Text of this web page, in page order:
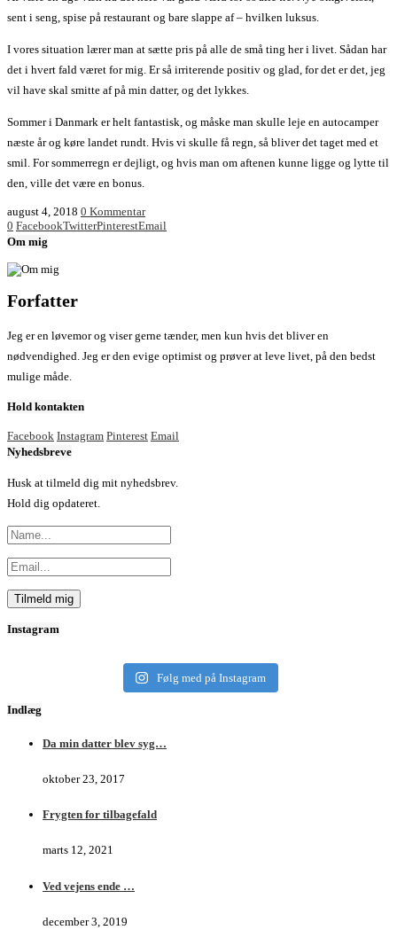
sent i seng, spise på restaurant og bare slappe af – hvilken luksus.
I vores situation lærer man at sætte pris på alle de små ting her i livet. Sådan har
det i hvert fald været for mig. Er så irriterende positiv og glad, for det er det, jeg
vil have skal smitte af på min datter, og det lykkes.
Sommer i Danmark er helt fantastisk, og måske man skulle leje en autocamper
næste år og køre landet rundt. Hvis vi skulle få regn, så bliver det taget med et
smil. For sommerregn er dejligt, og hvis man om aftenen kunne ligge og lytte til
den, ville det være en bonus.
august 4, 2018 0 Kommentar
0 FacebookTwitterPinterestEmail
Om mig
Forfatter
Jeg er en løvemor og viser gerne tænder, men kun hvis det bliver en
nødvendighed. Jeg er den evige optimist og prøver at leve livet, på den bedst
mulige måde.
Hold kontakten
Facebook Instagram Pinterest Email
Nyhedsbreve
Husk at tilmeld dig mit nyhedsbrev.
Hold dig opdateret.
Instagram
Følg med på Instagram
Indlæg
Da min datter blev syg…
oktober 23, 2017
Frygten for tilbagefald
marts 12, 2021
Ved vejens ende …
december 3, 2019